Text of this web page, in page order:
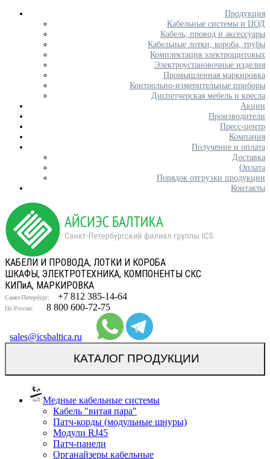
Продукция
Кабельные системы и ЦОД
Кабель, провод и аксессуары
Кабельные лотки, короба, трубы
Комплектация электрощитовых
Электроустановочные изделия
Промышленная маркировка
Контрольно-измерительные приборы
Диспетчерская мебель и кресла
Акции
Производители
Пресс-центр
Компания
Получение и оплата
Доставка
Оплата
Порядок отгрузки продукции
Контакты
КАБЕЛИ И ПРОВОДА, ЛОТКИ И КОРОБА
ШКАФЫ, ЭЛЕКТРОТЕХНИКА, КОМПОНЕНТЫ СКС
КИПиА, МАРКИРОВКА
Санкт-Петербург: +7 812 385-14-64
По России: 8 800 600-72-75
sales@icsbaltica.ru
КАТАЛОГ ПРОДУКЦИИ
Медные кабельные системы
Кабель "витая пара"
Патч-корды (модульные шнуры)
Модули RJ45
Патч-панели
Органайзеры кабельные